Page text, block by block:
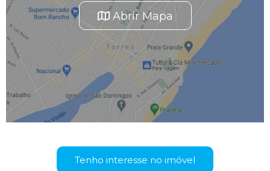
Abrir Mapa
Tenho interesse no imóvel